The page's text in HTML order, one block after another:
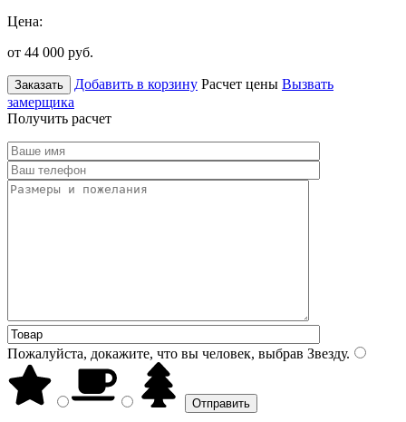
Цена:
от 44 000 руб.
Заказать Добавить в корзину Расчет цены Вызвать
замерщика
Получить расчет
Пожалуйста, докажите, что вы человек, выбрав Звезду.